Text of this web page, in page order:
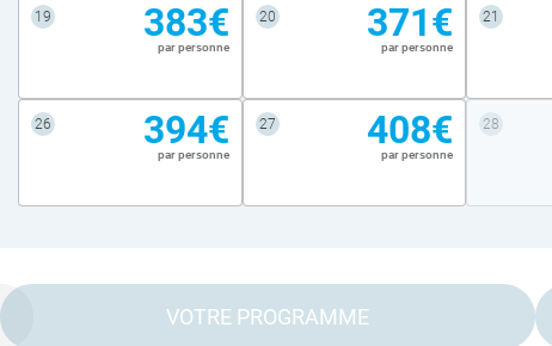
19 383€
par personne
20 371€
par personne
21
26 394€
par personne
27 408€
par personne
28
VOTRE PROGRAMME